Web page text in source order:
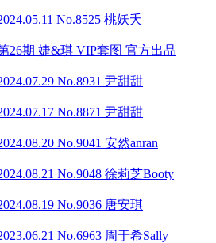
No.8525 桃妖夭
26期 婕&琪 VIP套图 官方出品
No.8931 尹甜甜
No.8871 尹甜甜
No.9041 安然anran
No.9048 徐莉芝Booty
No.9036 唐安琪
No.6963 周于希Sally